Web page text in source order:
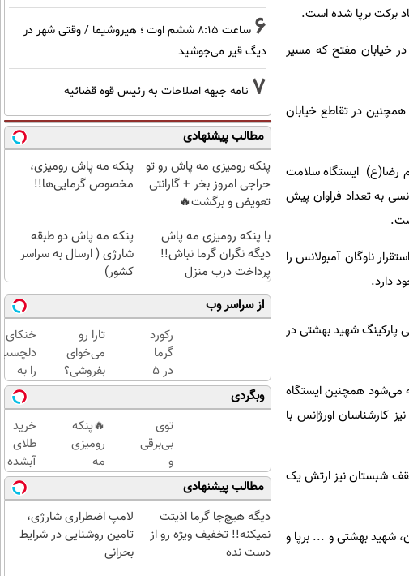
برکت برپا شده است.
خیابان مفتح که مسیر
همچنین در تقاطع خیابان
برای ورود به مصلی، در خیابان ۷،۱۱ و نبش بلوار امام رضا(ع) ایستگاه سلامت
به تعداد فراوان پیش
ناوگان آمبولانس را
دارد.
پارکینگ شهید بهشتی در
و درب شماره ۲۰ خدمات اورژانس ارایه می‌شود همچنین ایستگاه
اورژانس با
سقف شبستان ایستگاه ۱۱۵ و در ضلع غربی سقف شبستان نیز ارتش یک
شهید بهشتی و ... برپا و
6
ساعت ۸:۱۵ ششم اوت ؛ هیروشیما / وقتی شهر در
دیگ قیر می‌جوشید
7 نامه جبهه اصلاحات به رئیس قوه قضائیه
مطالب پیشنهادی
پنکه رومیزی مه پاش رو تو
حراجی امروز بخر + گارانتی
تعویض و برگشت🔥
پنکه مه پاش رومیزی،
مخصوص گرمایی‌ها!!
با پنکه رومیزی مه پاش
دیگه نگران گرما نباش!!
پرداخت درب منزل
پنکه مه پاش دو طبقه
شارژی ( ارسال به سراسر
کشور)
از سراسر وب
رکورد
گرما
در ۵
شهر
ایران
🚨 تو
گرمای
راهکار
چیه؟
پنکه
مه
تارا رو
می‌خوای
بفروشی؟
با
خودرو۴۵
یک‌روزه
بفروشش
خنکای
را به
خانه یا
محل
کار خود
بیاورید!
(پنکه
مه
وبگردی
توی
بی‌برقی
و
بی‌آبی
امسال
به
ایشون
🔥پنکه
رومیزی
مه
پاش رو
تا
تخفیف
خورده
سفارش
خرید
طلای
آبشده
حتی با
۱۰۰هزارتومان
مطالب پیشنهادی
دیگه هیچ‌جا گرما اذیتت
نمیکنه!! تخفیف ویژه رو از
دست نده
لامپ اضطراری شارژی،
تامین روشنایی در شرایط
بحرانی